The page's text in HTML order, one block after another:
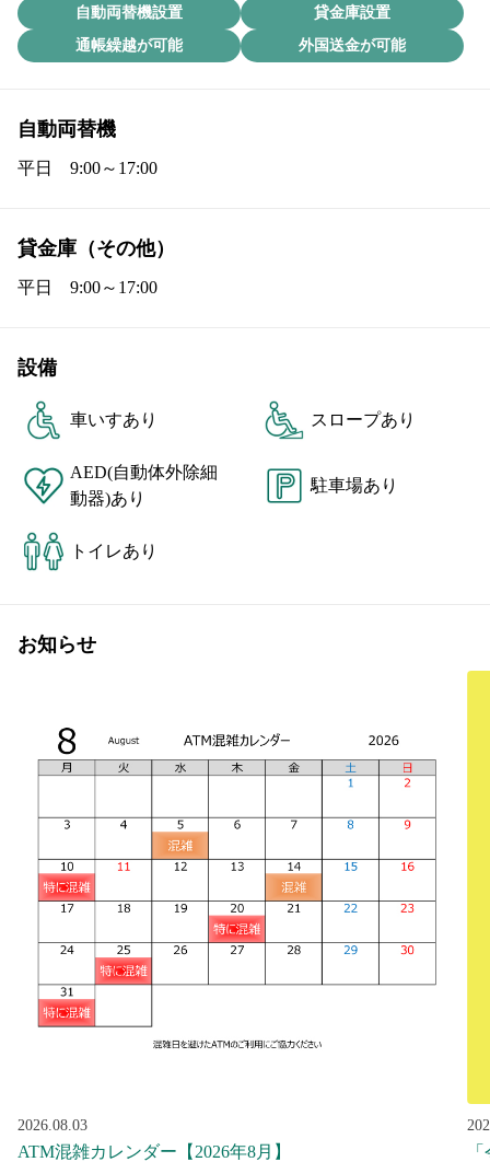
自動両替機設置
貸金庫設置
通帳繰越が可能
外国送金が可能
自動両替機
平日　9:00～17:00
貸金庫（その他）
平日　9:00～17:00
設備
車いすあり スロープあり
AED(自動体外除細
動器)あり
駐車場あり
トイレあり
お知らせ
2026.08.03
ATM混雑カレンダー【2026年8月】